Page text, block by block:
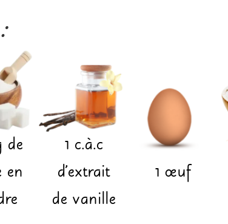
de
en
1 c.à.c
d'extrait
de vanille
1 œuf